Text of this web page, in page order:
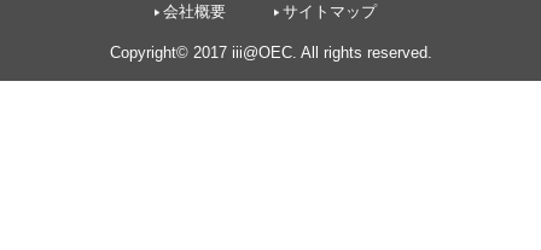
会社概要 サイトマップ
Copyright© 2017 iii@OEC. All rights reserved.